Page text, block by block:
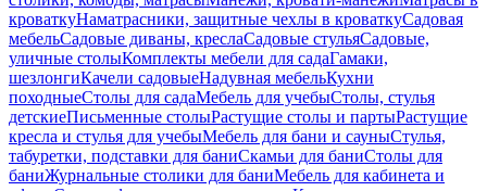
кроваткуНаматрасники, защитные чехлы в кроваткуСадовая
мебельСадовые диваны, креслаСадовые стульяСадовые,
уличные столыКомплекты мебели для садаГамаки,
шезлонгиКачели садовыеНадувная мебельКухни
походныеСтолы для садаМебель для учебыСтолы, стулья
детскиеПисьменные столыРастущие столы и партыРастущие
кресла и стулья для учебыМебель для бани и сауныСтулья,
табуретки, подставки для баниСкамьи для баниСтолы для
баниЖурнальные столики для баниМебель для кабинета и